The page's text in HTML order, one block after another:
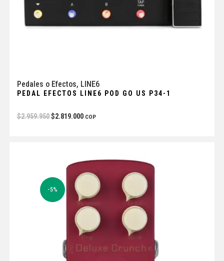
Pedales o Efectos, LINE6
PEDAL EFECTOS LINE6 POD GO US P34-1
$2.959.950 $2.819.000 COP
-5%